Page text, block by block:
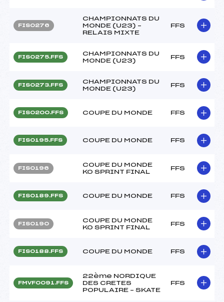
FIS0276
CHAMPIONNATS DU
MONDE (U23) –
RELAIS MIXTE
FFS
FIS0275.FFS
CHAMPIONNATS DU
MONDE (U23)
FFS
FIS0273.FFS
CHAMPIONNATS DU
MONDE (U23)
FFS
FIS0200.FFS COUPE DU MONDE FFS
FIS0195.FFS COUPE DU MONDE FFS
FIS0196
COUPE DU MONDE
KO SPRINT FINAL
FFS
FIS0189.FFS COUPE DU MONDE FFS
FIS0190
COUPE DU MONDE
KO SPRINT FINAL
FFS
FIS0188.FFS COUPE DU MONDE FFS
FMVF0091.FFS
22ème NORDIQUE
DES CRETES
POPULAIRE – SKATE
FFS